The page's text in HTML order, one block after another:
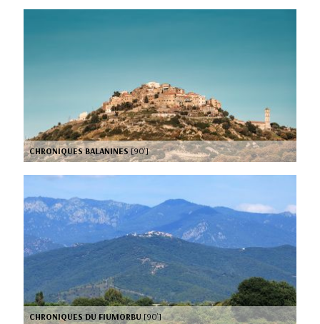
CHRONIQUES BALANINES[90’]
CHRONIQUES DU FIUMORBU[90’]